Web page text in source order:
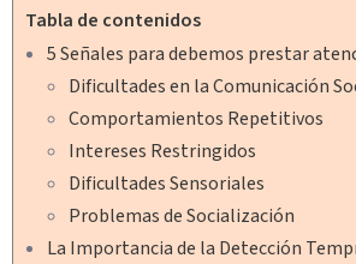
Tabla de contenidos
5 Señales para debemos prestar
Dificultades en la Comunicación
Comportamientos Repetitivos
Intereses Restringidos
Dificultades Sensoriales
Problemas de Socialización
La Importancia de la Detección